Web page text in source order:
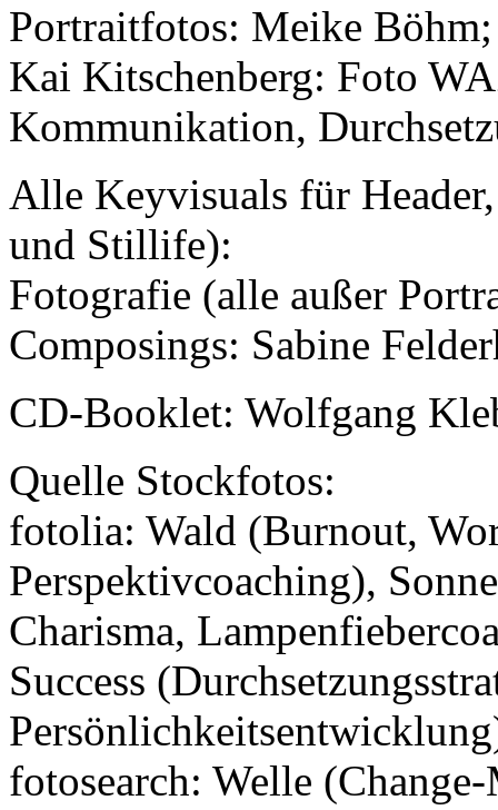
Portraitfotos: Meike
Kai Kitschenberg: Foto
Kommunikation,
Alle Keyvisuals für
und Stillife):
Fotografie (alle außer
Composings: Sabine
CD-Booklet: Wolfgang
Quelle Stockfotos:
fotolia: Wald (Burnout,
Perspektivcoaching),
Charisma,
Success
fotosearch: Welle